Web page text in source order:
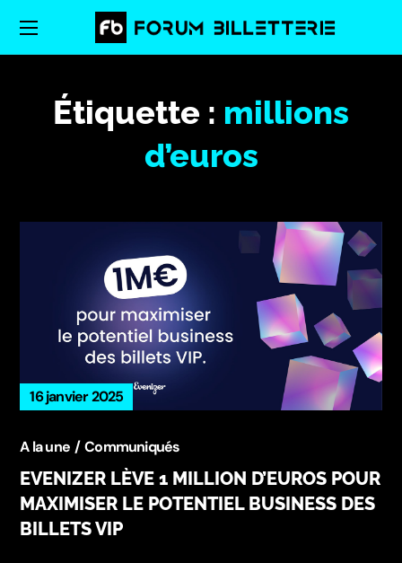
Étiquette : millions
d’euros
16 janvier 2025
A la une Communiqués
EVENIZER LÈVE 1 MILLION D’EUROS POUR
MAXIMISER LE POTENTIEL BUSINESS DES
BILLETS VIP